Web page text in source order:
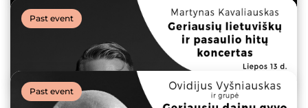
SUMMER STORIES | Linas Adomaitis. Geriausios
03 August, 2023
Past event
Past event